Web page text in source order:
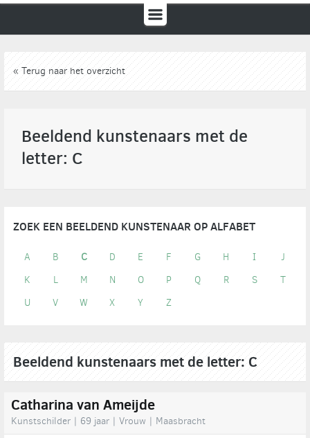
« Terug naar het overzicht
Beeldend kunstenaars met de
letter: C
ZOEK EEN BEELDEND KUNSTENAAR OP ALFABET
A B C D E F G H I
J
K
L M N O P Q R S
T
U
V W X Y Z
Beeldend kunstenaars met de letter: C
Catharina van Ameijde
Kunstschilder | 69 jaar | Vrouw | Maasbracht